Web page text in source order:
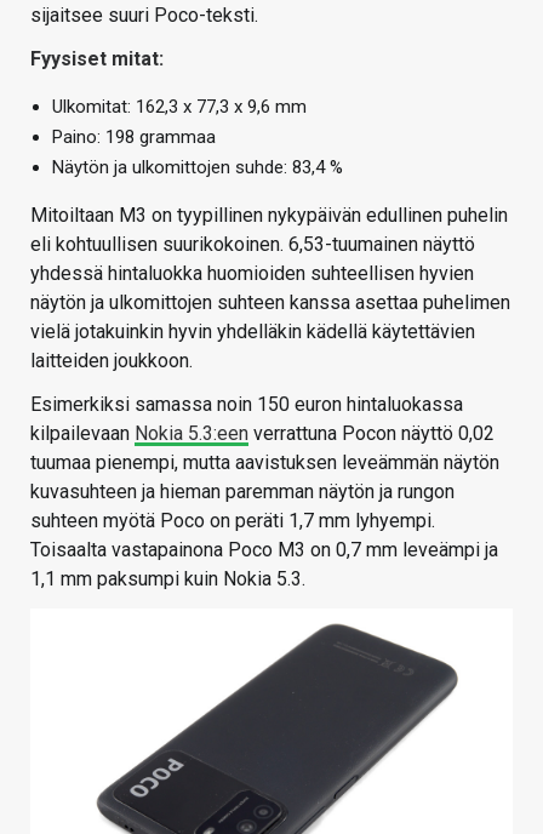
sijaitsee suuri Poco-teksti.
Fyysiset mitat:
Ulkomitat: 162,3 x 77,3 x 9,6 mm
Paino: 198 grammaa
Näytön ja ulkomittojen suhde: 83,4 %
Mitoiltaan M3 on tyypillinen nykypäivän edullinen puhelin
eli kohtuullisen suurikokoinen. 6,53-tuumainen näyttö
yhdessä hintaluokka huomioiden suhteellisen hyvien
näytön ja ulkomittojen suhteen kanssa asettaa puhelimen
vielä jotakuinkin hyvin yhdelläkin kädellä käytettävien
laitteiden joukkoon.
Esimerkiksi samassa noin 150 euron hintaluokassa
kilpailevaan Nokia 5.3:een verrattuna Pocon näyttö 0,02
tuumaa pienempi, mutta aavistuksen leveämmän näytön
kuvasuhteen ja hieman paremman näytön ja rungon
suhteen myötä Poco on peräti 1,7 mm lyhyempi.
Toisaalta vastapainona Poco M3 on 0,7 mm leveämpi ja
1,1 mm paksumpi kuin Nokia 5.3.